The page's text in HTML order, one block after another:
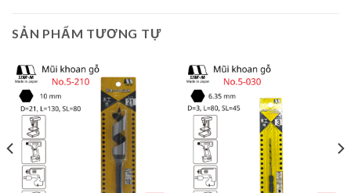
SẢN PHẨM TƯƠNG TỰ